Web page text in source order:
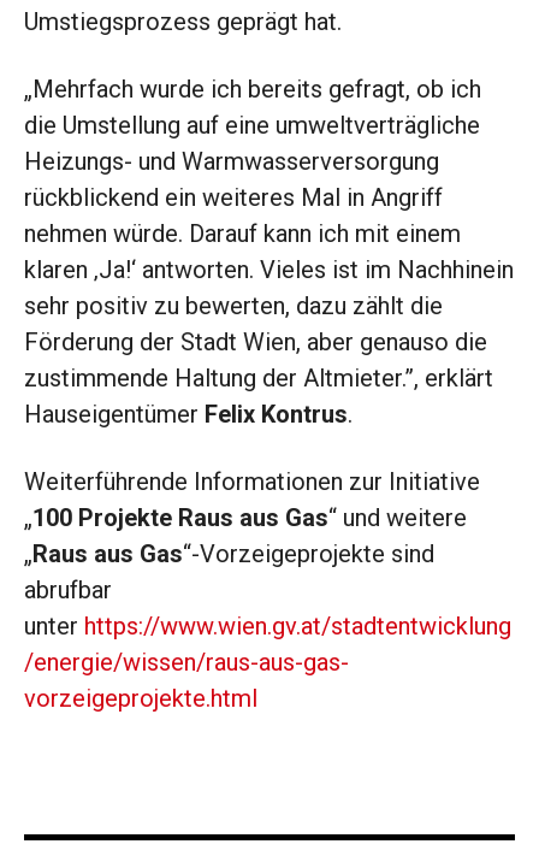
Umstiegsprozess geprägt hat.
„Mehrfach wurde ich bereits gefragt, ob ich
die Umstellung auf eine umweltverträgliche
Heizungs- und Warmwasserversorgung
rückblickend ein weiteres Mal in Angriff
nehmen würde. Darauf kann ich mit einem
klaren ‚Ja!‘ antworten. Vieles ist im Nachhinein
sehr positiv zu bewerten, dazu zählt die
Förderung der Stadt Wien, aber genauso die
zustimmende Haltung der Altmieter.”, erklärt
Hauseigentümer Felix Kontrus.
Weiterführende Informationen zur Initiative
„100 Projekte Raus aus Gas“ und weitere
„Raus aus Gas“-Vorzeigeprojekte sind
abrufbar
unter https://www.wien.gv.at/stadtentwicklung
/energie/wissen/raus-aus-gas-
vorzeigeprojekte.html